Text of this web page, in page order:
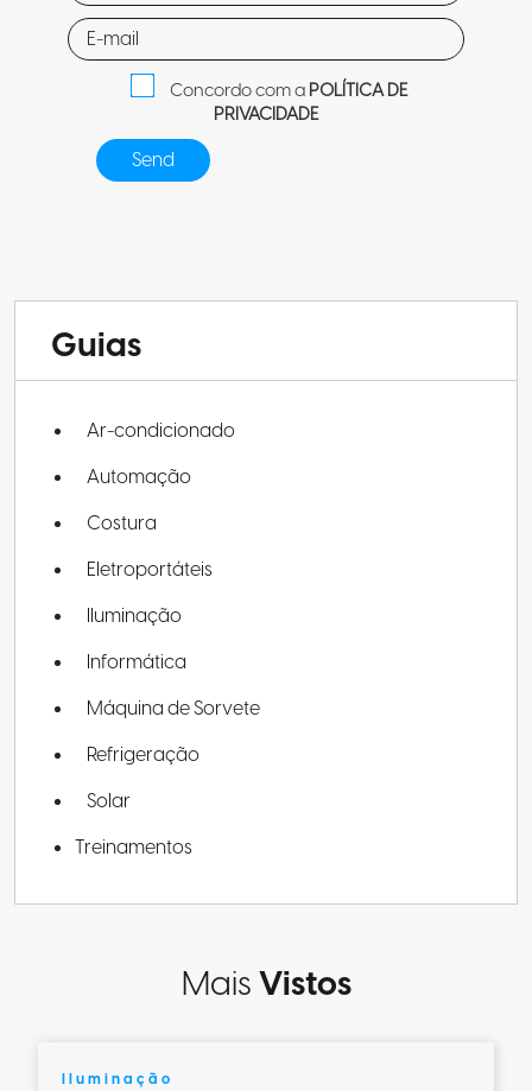
Concordo com aPOLÍTICA DE
PRIVACIDADE
Guias
Ar-condicionado
Automação
Costura
Eletroportáteis
Iluminação
Informática
Máquina de Sorvete
Refrigeração
Solar
Treinamentos
MaisVistos
Iluminação